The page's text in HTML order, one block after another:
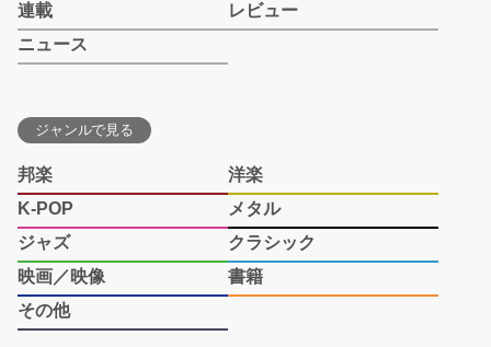
連載
レビュー
ニュース
ジャンルで見る
邦楽
洋楽
K-POP
メタル
ジャズ
クラシック
映画／映像
書籍
その他